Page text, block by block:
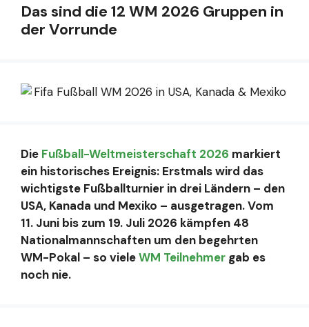
Das sind die 12 WM 2026 Gruppen in
der Vorrunde
Die Fußball-Weltmeisterschaft 2026 markiert
ein historisches Ereignis: Erstmals wird das
wichtigste Fußballturnier in drei Ländern – den
USA, Kanada und Mexiko – ausgetragen. Vom
11. Juni bis zum 19. Juli 2026 kämpfen 48
Nationalmannschaften um den begehrten
WM-Pokal – so vieleWM Teilnehmer gab es
noch nie.